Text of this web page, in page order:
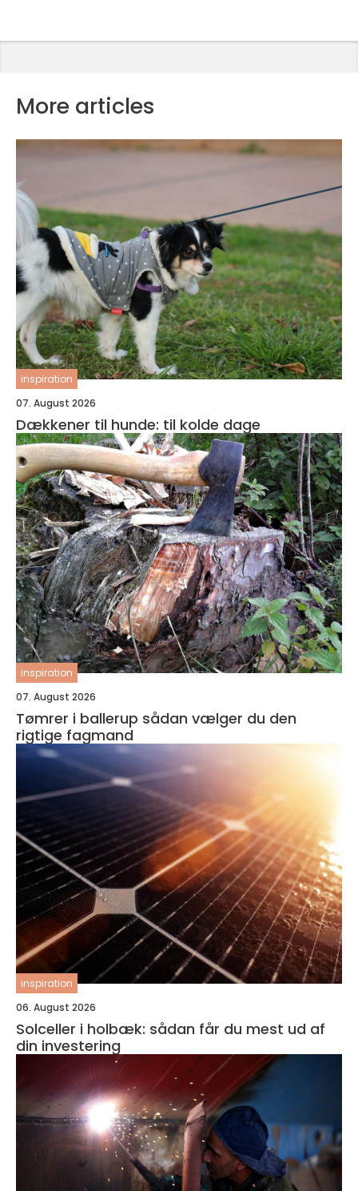
More articles
inspiration
07. August 2026
Dækkener til hunde: til kolde dage
inspiration
07. August 2026
Tømrer i ballerup sådan vælger du den
rigtige fagmand
inspiration
06. August 2026
Solceller i holbæk: sådan får du mest ud af
din investering